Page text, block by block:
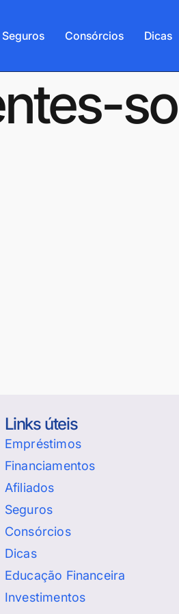
Seguros Consórcios Dicas
Links úteis
Empréstimos
Financiamentos
Afiliados
Seguros
Consórcios
Dicas
Educação Financeira
Investimentos